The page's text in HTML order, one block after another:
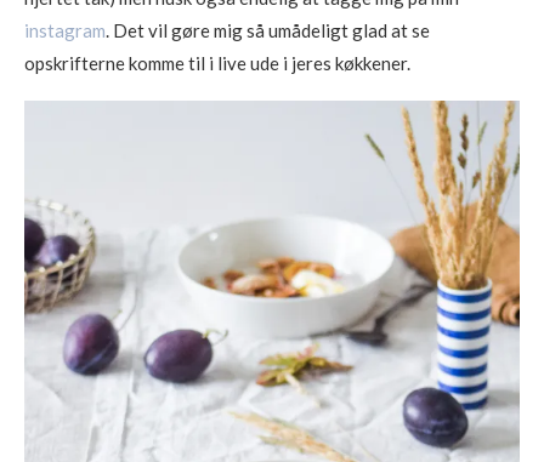
instagram. Det vil gøre mig så umådeligt glad at se
opskrifterne komme til i live ude i jeres køkkener.